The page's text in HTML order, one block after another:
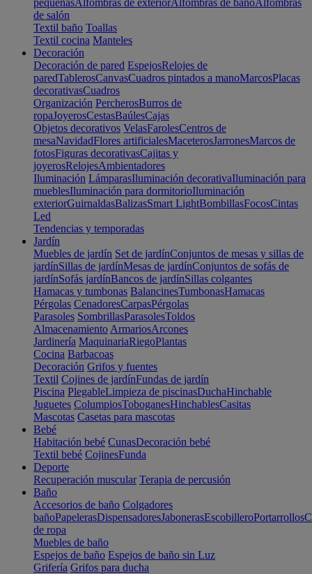
pequeñasAlfombras de exteriorAlfombras de bañoAlfombras
de salón
Textil baño Toallas
Textil cocina Manteles
Decoración
Decoración de pared EspejosRelojes de
paredTablerosCanvasCuadros pintados a manoMarcosPlacas
decorativasCuadros
Organización PercherosBurros de
ropaJoyerosCestasBaúlesCajas
Objetos decorativos VelasFarolesCentros de
mesaNavidadFlores artificialesMaceterosJarronesMarcos de
fotosFiguras decorativasCajitas y
joyerosRelojesAmbientadores
Iluminación LámparasIluminación decorativaIluminación para
mueblesIluminación para dormitorioIluminación
exteriorGuirnaldasBalizasSmart LightBombillasFocosCintas
Led
Tendencias y temporadas
Jardín
Muebles de jardín Set de jardínConjuntos de mesas y sillas de
jardínSillas de jardínMesas de jardínConjuntos de sofás de
jardínSofás jardínBancos de jardínSillas colgantes
Hamacas y tumbonas BalancinesTumbonasHamacas
Pérgolas CenadoresCarpasPérgolas
Parasoles SombrillasParasolesToldos
Almacenamiento ArmariosArcones
Jardinería MaquinariaRiegoPlantas
Cocina Barbacoas
Decoración Grifos y fuentes
Textil Cojines de jardínFundas de jardín
Piscina PlegableLimpieza de piscinasDuchaHinchable
Juguetes ColumpiosToboganesHinchablesCasitas
Mascotas Casetas para mascotas
Bebé
Habitación bebé CunasDecoración bebé
Textil bebé CojinesFunda
Deporte
Recuperación muscular Terapia de percusión
Baño
Accesorios de baño Colgadores
bañoPapelerasDispensadoresJabonerasEscobilleroPortarrollos
de ropa
Muebles de baño
Espejos de baño Espejos de baño sin Luz
Grifería Grifos para ducha